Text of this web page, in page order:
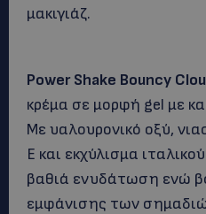
μακιγιάζ.
Power Shake Bouncy
κρέμα σε μορφή gel με
Με υαλουρονικό οξύ,
E και εκχύλισμα
βαθιά ενυδάτωση ενώ
εμφάνισης των